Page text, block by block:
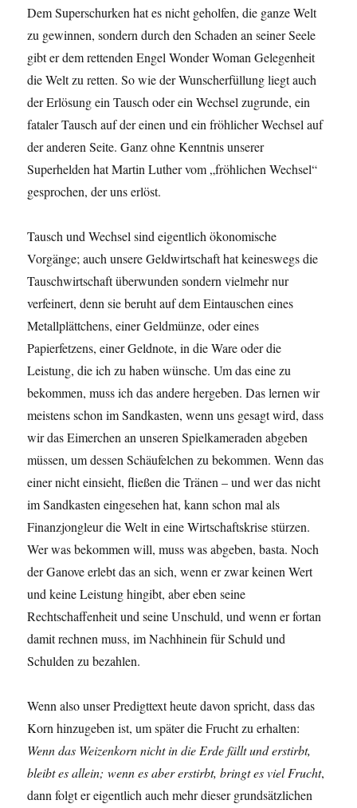
Dem Superschurken hat es nicht geholfen, die ganze Welt
zu gewinnen, sondern durch den Schaden an seiner Seele
gibt er dem rettenden Engel Wonder Woman Gelegenheit
die Welt zu retten. So wie der Wunscherfüllung liegt auch
der Erlösung ein Tausch oder ein Wechsel zugrunde, ein
fataler Tausch auf der einen und ein fröhlicher Wechsel auf
der anderen Seite. Ganz ohne Kenntnis unserer
Superhelden hat Martin Luther vom „fröhlichen Wechsel“
gesprochen, der uns erlöst.
Tausch und Wechsel sind eigentlich ökonomische
Vorgänge; auch unsere Geldwirtschaft hat keineswegs die
Tauschwirtschaft überwunden sondern vielmehr nur
verfeinert, denn sie beruht auf dem Eintauschen eines
Metallplättchens, einer Geldmünze, oder eines
Papierfetzens, einer Geldnote, in die Ware oder die
Leistung, die ich zu haben wünsche. Um das eine zu
bekommen, muss ich das andere hergeben. Das lernen wir
meistens schon im Sandkasten, wenn uns gesagt wird, dass
wir das Eimerchen an unseren Spielkameraden abgeben
müssen, um dessen Schäufelchen zu bekommen. Wenn das
einer nicht einsieht, fließen die Tränen – und wer das nicht
im Sandkasten eingesehen hat, kann schon mal als
Finanzjongleur die Welt in eine Wirtschaftskrise stürzen.
Wer was bekommen will, muss was abgeben, basta. Noch
der Ganove erlebt das an sich, wenn er zwar keinen Wert
und keine Leistung hingibt, aber eben seine
Rechtschaffenheit und seine Unschuld, und wenn er fortan
damit rechnen muss, im Nachhinein für Schuld und
Schulden zu bezahlen.
Wenn also unser Predigttext heute davon spricht, dass das
Korn hinzugeben ist, um später die Frucht zu erhalten:
Wenn das Weizenkorn nicht in die Erde fällt und erstirbt,
bleibt es allein; wenn es aber erstirbt, bringt es viel Frucht,
dann folgt er eigentlich auch mehr dieser grundsätzlichen